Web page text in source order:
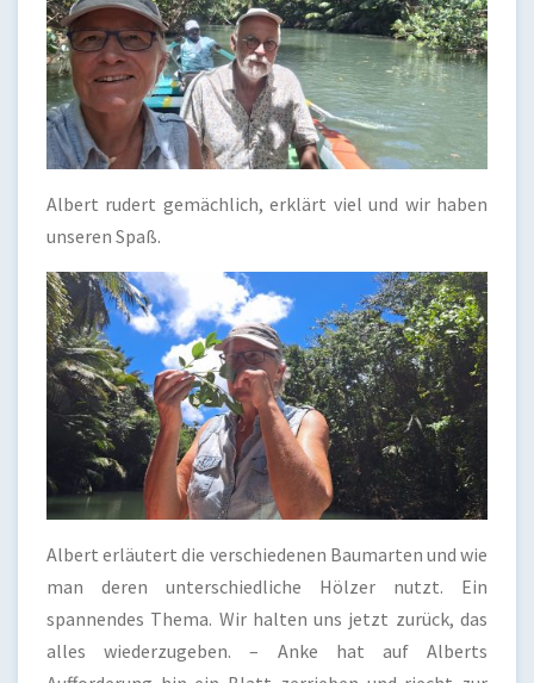
Albert rudert gemächlich, erklärt viel und wir haben
unseren Spaß.
Albert erläutert die verschiedenen Baumarten und wie
man deren unterschiedliche Hölzer nutzt. Ein
spannendes Thema. Wir halten uns jetzt zurück, das
alles wiederzugeben. – Anke hat auf Alberts